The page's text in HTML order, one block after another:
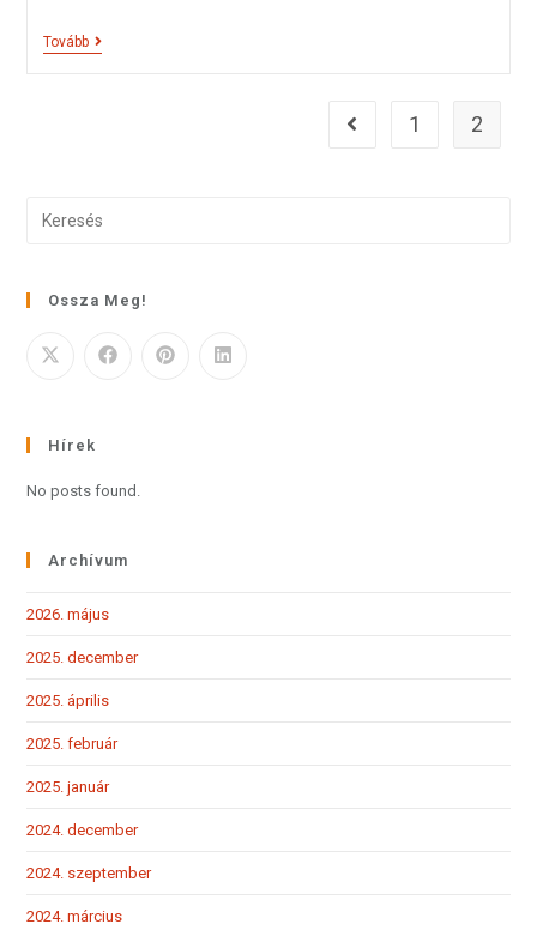
Tovább
1 2
Ossza Meg!
Hírek
No posts found.
Archívum
2026. május
2025. december
2025. április
2025. február
2025. január
2024. december
2024. szeptember
2024. március